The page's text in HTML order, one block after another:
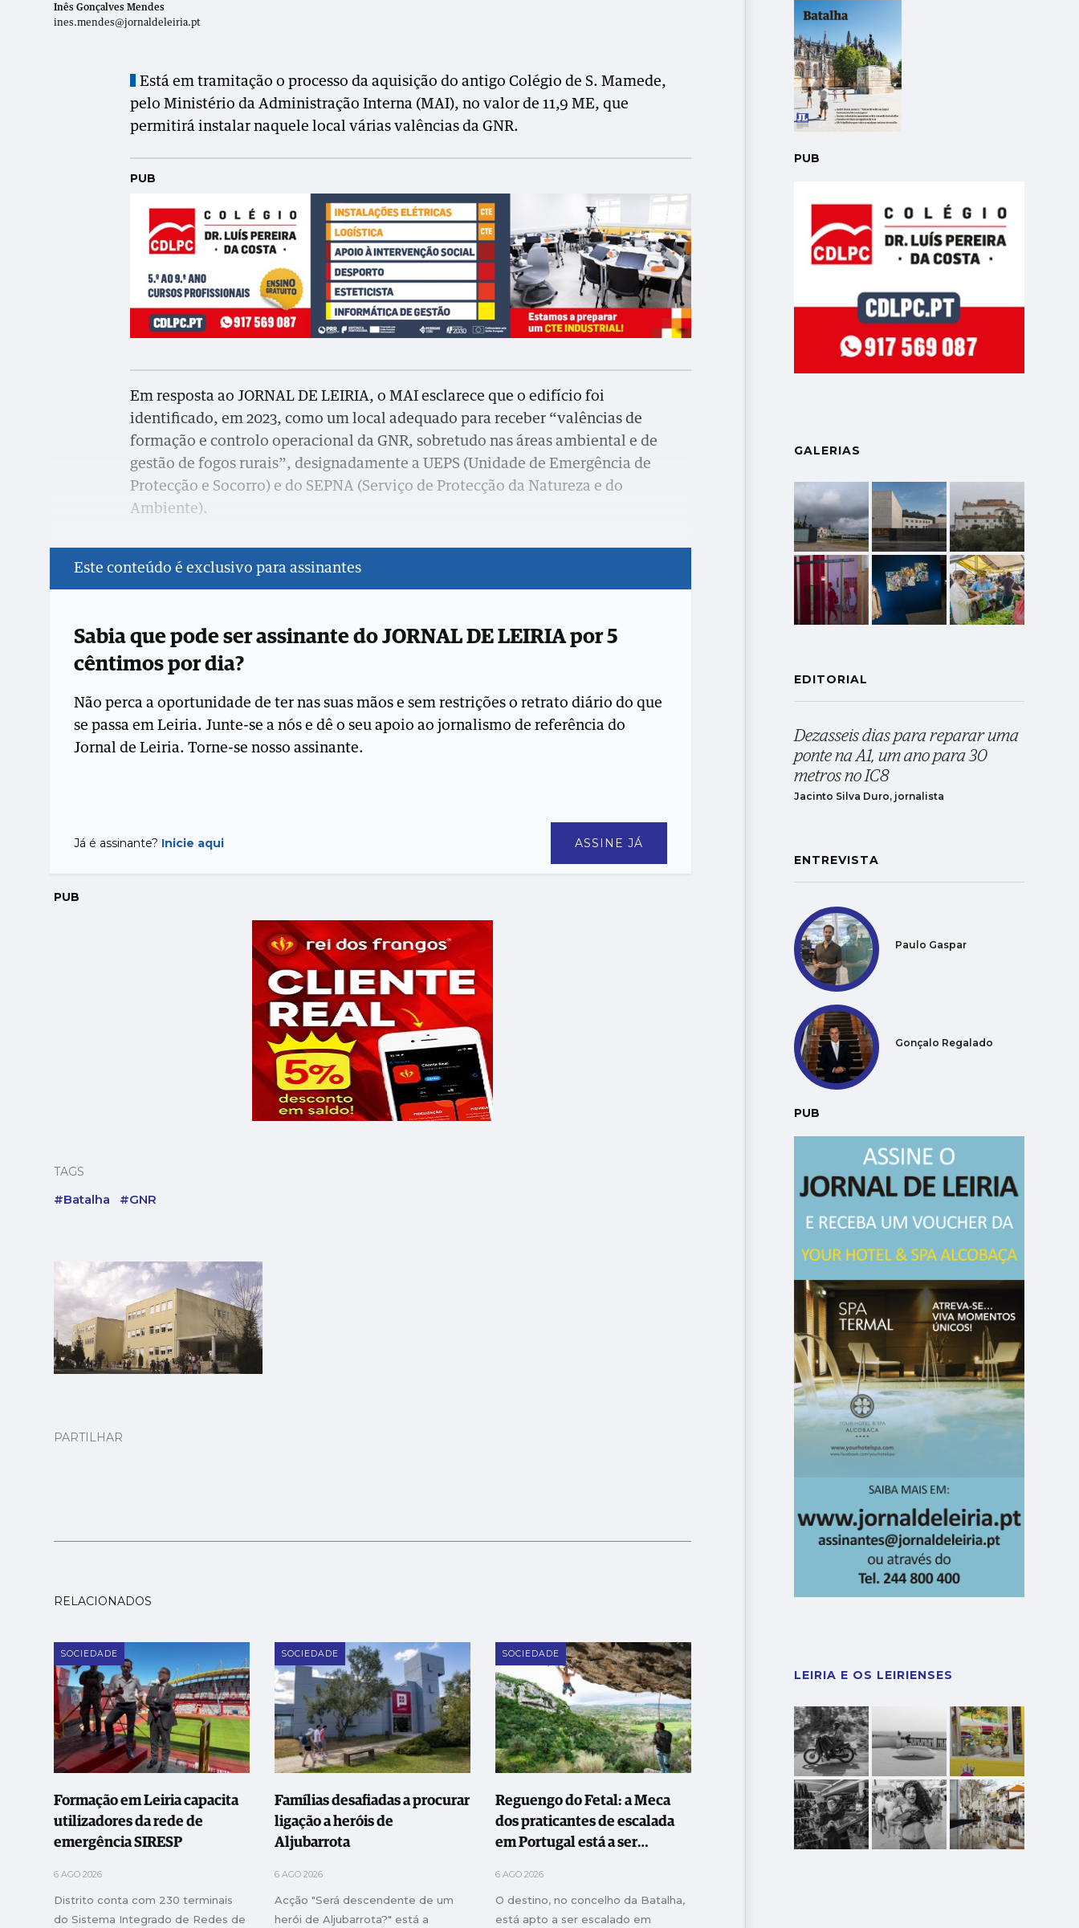
Inês Gonçalves Mendes
ines.mendes@jornaldeleiria.pt
Está em tramitação o processo da aquisição do antigo Colégio de S. Mamede,
pelo Ministério da Administração Interna (MAI), no valor de 11,9 ME, que
permitirá instalar naquele local várias valências da GNR.
PUB
Em resposta ao JORNAL DE LEIRIA, o MAI esclarece que o edifício foi
identificado, em 2023, como um local adequado para receber “valências de
formação e controlo operacional da GNR, sobretudo nas áreas ambiental e de
gestão de fogos rurais”, designadamente a UEPS (Unidade de Emergência de
Protecção e Socorro) e do SEPNA (Serviço de Protecção da Natureza e do
Ambiente).
Este conteúdo é exclusivo para assinantes
Sabia que pode ser assinante do JORNAL DE LEIRIA por 5
cêntimos por dia?
Não perca a oportunidade de ter nas suas mãos e sem restrições o retrato diário do que
se passa em Leiria. Junte-se a nós e dê o seu apoio ao jornalismo de referência do
Jornal de Leiria. Torne-se nosso assinante.
Já é assinante? Inicie aqui ASSINE JÁ
PUB
TAGS
#Batalha #GNR
PARTILHAR
RELACIONADOS
SOCIEDADE
Formação em Leiria capacita
utilizadores da rede de
emergência SIRESP
6 AGO 2026
Distrito conta com 230 terminais
do Sistema Integrado de Redes de
SOCIEDADE
Famílias desafiadas a procurar
ligação a heróis de
Aljubarrota
6 AGO 2026
Acção "Será descendente de um
herói de Aljubarrota?" está a
SOCIEDADE
Reguengo do Fetal: a Meca
dos praticantes de escalada
em Portugal está a ser
6 AGO 2026
O destino, no concelho da Batalha,
está apto a ser escalado em
PUB
GALERIAS
EDITORIAL
Dezasseis dias para reparar uma
ponte na A1, um ano para 30
metros no IC8
Jacinto Silva Duro, jornalista
ENTREVISTA
Paulo Gaspar
Gonçalo Regalado
PUB
LEIRIA E OS LEIRIENSES